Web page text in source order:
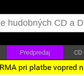
Predpredaj CD
pri platbe vopred